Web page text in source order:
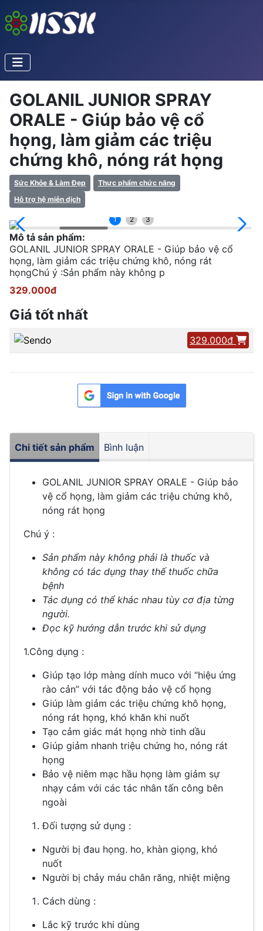
GOLANIL JUNIOR SPRAY
ORALE - Giúp bảo vệ cổ
họng, làm giảm các triệu
chứng khô, nóng rát họng
Sức Khỏe & Làm Đẹp
Thực phẩm chức năng
Hỗ trợ hệ miễn dịch
1 2 3
Mô tả sản phẩm:
GOLANIL JUNIOR SPRAY ORALE - Giúp bảo vệ cổ
họng, làm giảm các triệu chứng khô, nóng rát
họngChú ý :Sản phẩm này không p
329.000đ
Giá tốt nhất
329.000đ
Chi tiết sản phẩm Bình luận
GOLANIL JUNIOR SPRAY ORALE - Giúp bảo
vệ cổ họng, làm giảm các triệu chứng khô,
nóng rát họng
Chú ý :
Sản phẩm này không phải là thuốc và
không có tác dụng thay thế thuốc chữa
bệnh
Tác dụng có thể khác nhau tùy cơ địa từng
người.
Đọc kỹ hướng dẫn trước khi sử dụng
1.Công dụng :
Giúp tạo lớp màng dính muco với “hiệu ứng
rào cản” với tác động bảo vệ cổ họng
Giúp làm giảm các triệu chứng khô họng,
nóng rát họng, khó khăn khi nuốt
Tạo cảm giác mát họng nhờ tinh dầu
Giúp giảm nhanh triệu chứng ho, nóng rát
họng
Bảo vệ niêm mạc hầu họng làm giảm sự
nhạy cảm với các tác nhân tấn công bên
ngoài
Đối tượng sử dụng :
Người bị đau họng. ho, khàn giọng, khó
nuốt
Người bị chảy máu chân răng, nhiệt miệng
Cách dùng :
Lắc kỹ trước khi dùng